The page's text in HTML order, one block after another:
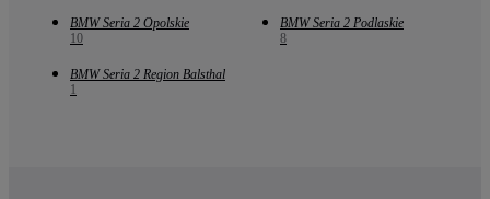
BMW Seria 2 Opolskie
10
BMW Seria 2 Podlaskie
8
BMW Seria 2 Region Balsthal
1